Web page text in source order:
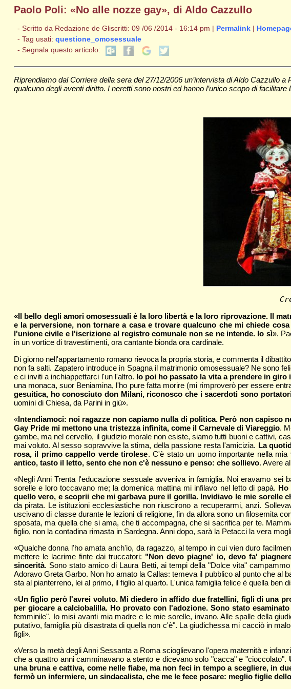
Paolo Poli: «No alle nozze gay», di Aldo Cazzullo
- Scritto da Redazione de Gliscritti: 09 /06 /2014 - 16:14 pm | Permalink|
- Tag usati: questione_omosessuale
- Segnala questo articolo:
Riprendiamo dal Corriere della sera del 27/12/2006 un’intervista di Aldo Cazzullo
qualcuno degli aventi diritto. I neretti sono nostri ed hanno l’unico scopo di facilitare
«Il bello degli amori omosessuali è la loro libertà e la loro riprovazione. Il
e la perversione, non tornare a casa e trovare qualcuno che mi chiede
l'unione civile e l'iscrizione al registro comunale non se ne intende. Io sì».
in un vortice di travestimenti, ora cantante bionda ora cardinale.
Di giorno nell'appartamento romano rievoca la propria storia, e commenta il
non fa salti. Zapatero introduce in Spagna il matrimonio omosessuale? Ne sono
e ci inviti a inchiappettarci l'un l'altro. Io poi ho passato la vita a prendere in
una monaca, suor Beniamina, l'ho pure fatta morire (mi rimproverò per essere
gesuitica, ho conosciuto don Milani, riconosco che i sacerdoti sono
uomini di Chiesa, da Parini in giù».
«Intendiamoci: noi ragazze non capiamo nulla di politica. Però non capisco
Gay Pride mi mettono una tristezza infinita, come il Carnevale di Viareggio.
gambe, ma nel cervello, il giudizio morale non esiste, siamo tutti buoni e cattivi,
mai voluto. Al sesso sopravvive la stima, della passione resta l'amicizia. La
rosa, il primo cappello verde tirolese. C'è stato un uomo importante nella
antico, tasto il letto, sento che non c'è nessuno e penso: che sollievo. Avere
«Negli Anni Trenta l'educazione sessuale avveniva in famiglia. Noi eravamo
sorelle e loro toccavano me; la domenica mattina mi infilavo nel letto di papà. Ho
quello vero, e scoprii che mi garbava pure il gorilla. Invidiavo le mie sorelle
da pirata. Le istituzioni ecclesiastiche non riuscirono a recuperarmi, anzi.
uscivano di classe durante le lezioni di religione, fin da allora sono un filosemita
sposata, ma quella che si ama, che ti accompagna, che si sacrifica per te.
figlio, non la contadina rimasta in Sardegna. Anni dopo, sarà la Petacci la vera
«Qualche donna l'ho amata anch'io, da ragazzo, al tempo in cui vien duro
mettere le lacrime finte dai truccatori: "Non devo piagne' io, devo fa'
sincerità. Sono stato amico di Laura Betti, ai tempi della "Dolce vita"
Adoravo Greta Garbo. Non ho amato la Callas: temeva il pubblico al punto che
sta al pianterreno, lei al primo, il figlio al quarto. L'unica famiglia felice è quella ben
«Un figlio però l'avrei voluto. Mi diedero in affido due fratellini, figli di una
per giocare a calciobalilla. Ho provato con l'adozione. Sono stato
femminile". Io misi avanti mia madre e le mie sorelle, invano. Alle spalle della
putativo, famiglia più disastrata di quella non c'è". La giudichessa mi cacciò in
figli».
«Verso la metà degli Anni Sessanta a Roma scioglievano l'opera maternità e
che a quattro anni camminavano a stento e dicevano solo "cacca" e "cioccolato".
una bruna e cattiva, come nelle fiabe, ma non feci in tempo a scegliere, in
fermò un infermiere, un sindacalista, che me le fece posare: meglio figlie